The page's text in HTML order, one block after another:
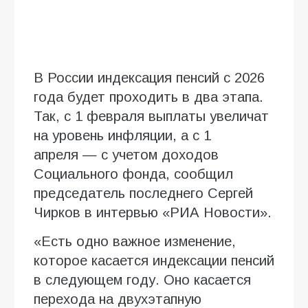
В России индексация пенсий с 2026
года будет проходить в два этапа.
Так, с 1 февраля выплаты увеличат
на уровень инфляции, а с 1
апреля — с учетом доходов
Социального фонда, сообщил
председатель последнего Сергей
Чирков в интервью «РИА Новости».
«Есть одно важное изменение,
которое касается индексации пенсий
в следующем году. Оно касается
перехода на двухэтапную